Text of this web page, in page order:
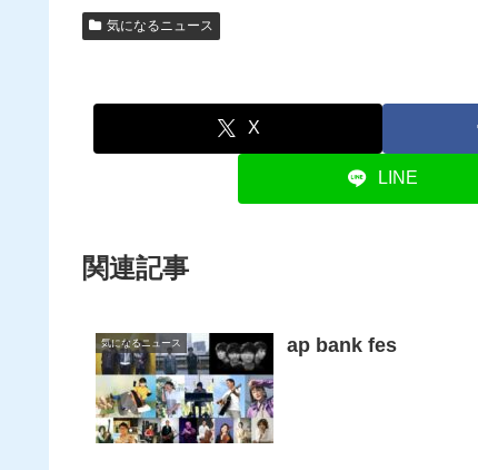
気になるニュース
X
LINE
関連記事
気になるニュース ap bank fes